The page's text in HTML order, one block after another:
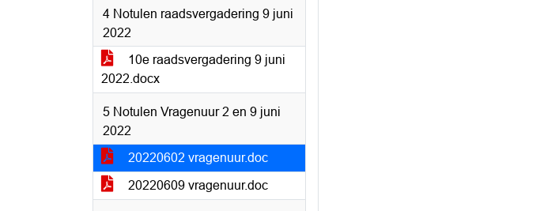
4 Notulen raadsvergadering 9 juni
2022
10e raadsvergadering 9 juni
2022.docx
5 Notulen Vragenuur 2 en 9 juni
2022
20220602 vragenuur.doc
20220609 vragenuur.doc